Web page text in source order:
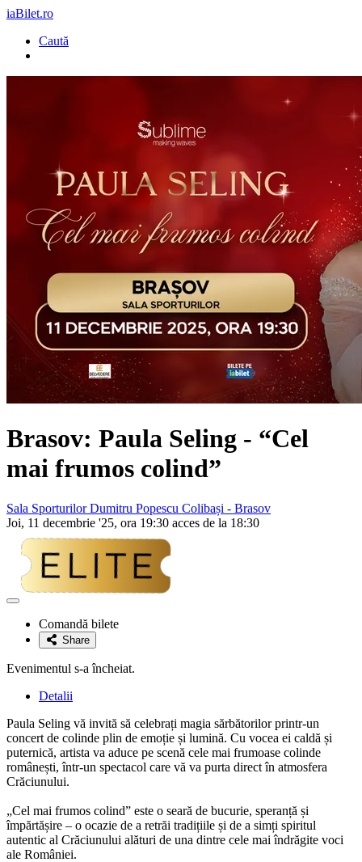
iaBilet.ro
Caută
Brasov: Paula Seling - “Cel
mai frumos colind”
Sala Sporturilor Dumitru Popescu Colibași - Brasov
Joi, 11 decembrie '25, ora 19:30 acces de la 18:30
Adaugă
favoriteComandă bilete
Share
Evenimentul s-a încheiat.
Detalii
Paula Seling vă invită să celebrați magia sărbătorilor printr-un
concert de colinde plin de emoție și lumină. Cu vocea ei caldă și
puternică, artista va aduce pe scenă cele mai frumoase colinde
românești, într-un spectacol care vă va purta direct în atmosfera
Crăciunului.
„Cel mai frumos colind” este o seară de bucurie, speranță și
împărtășire – o ocazie de a retrăi tradițiile și de a simți spiritul
autentic al Crăciunului alături de una dintre cele mai îndrăgite voci
ale României.